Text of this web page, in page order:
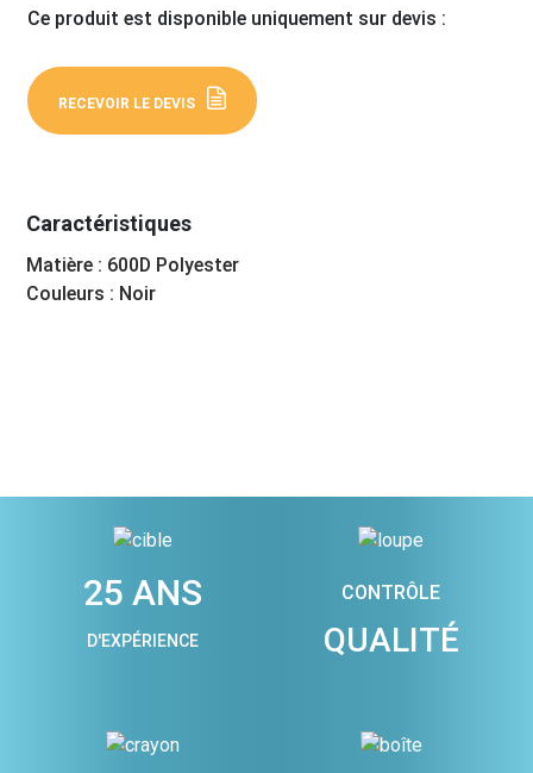
Ce produit est disponible uniquement sur devis :
RECEVOIR LE DEVIS
Caractéristiques
Matière : 600D Polyester
Couleurs : Noir
25 ANS
D'EXPÉRIENCE
CONTRÔLE
QUALITÉ